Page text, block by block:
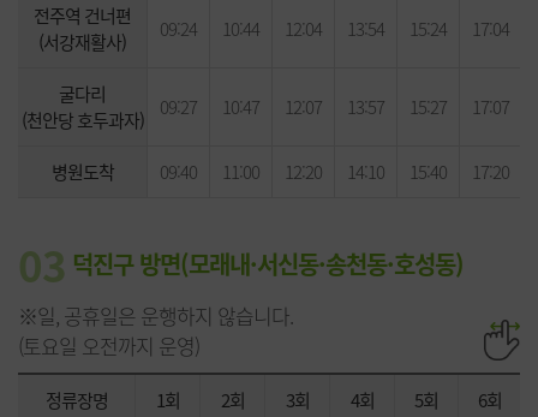
전주역 건너편
(서강재활사)
09:24 10:44 12:04 13:54 15:24 17:04
굴다리
(천안당 호두과자)
09:27 10:47 12:07 13:57 15:27 17:07
병원도착 09:40 11:00 12:20 14:10 15:40 17:20
03 덕진구 방면(모래내·서신동·송천동·호성동)
※일, 공휴일은 운행하지 않습니다.
(토요일 오전까지 운영)
정류장명 1회 2회 3회 4회 5회 6회